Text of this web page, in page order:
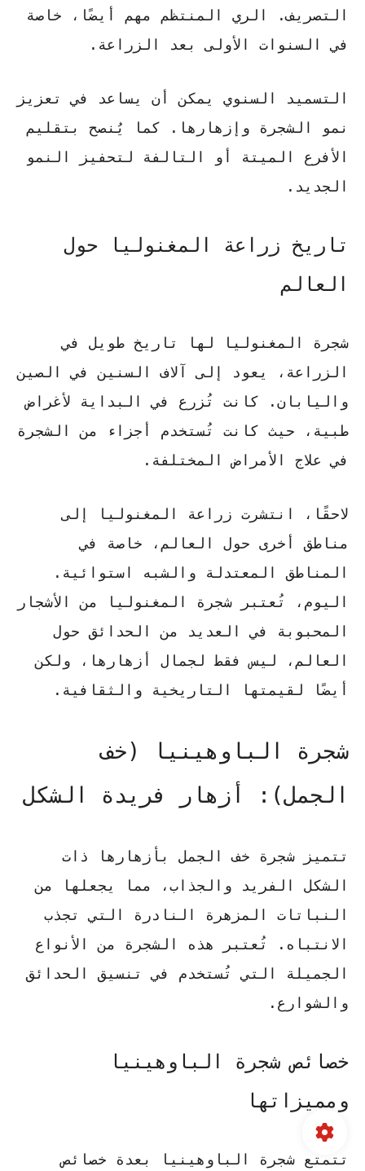
التصريف. الري المنتظم مهم أيضًا، خاصة
في السنوات الأولى بعد الزراعة.
التسميد السنوي يمكن أن يساعد في تعزيز
نمو الشجرة وإزهارها. كما يُنصح بتقليم
الأفرع الميتة أو التالفة لتحفيز النمو
الجديد.
تاريخ زراعة المغنوليا حول
العالم
شجرة المغنوليا لها تاريخ طويل في
الزراعة، يعود إلى آلاف السنين في الصين
واليابان. كانت تُزرع في البداية لأغراض
طبية، حيث كانت تُستخدم أجزاء من الشجرة
في علاج الأمراض المختلفة.
لاحقًا، انتشرت زراعة المغنوليا إلى
مناطق أخرى حول العالم، خاصة في
المناطق المعتدلة والشبه استوائية.
اليوم، تُعتبر شجرة المغنوليا من الأشجار
المحبوبة في العديد من الحدائق حول
العالم، ليس فقط لجمال أزهارها، ولكن
أيضًا لقيمتها التاريخية والثقافية.
شجرة الباوهينيا (خف
الجمل): أزهار فريدة الشكل
تتميز شجرة خف الجمل بأزهارها ذات
الشكل الفريد والجذاب، مما يجعلها من
النباتات المزهرة النادرة التي تجذب
الانتباه. تُعتبر هذه الشجرة من الأنواع
الجميلة التي تُستخدم في تنسيق الحدائق
والشوارع.
خصائص شجرة الباوهينيا
ومميزاتها
تتمتع شجرة الباوهينيا بعدة خصائص